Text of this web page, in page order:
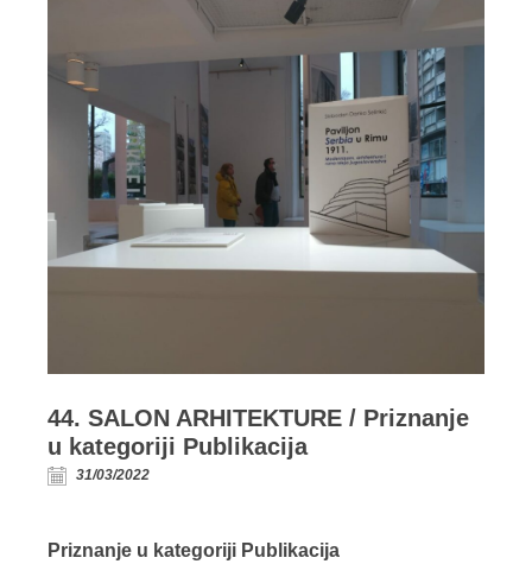
44. SALON ARHITEKTURE / Priznanje
u kategoriji Publikacija
31/03/2022
Priznanje u kategoriji Publikacija